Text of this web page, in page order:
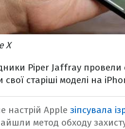
X
Piper Jaffray
свої старіші моделі на
настрій Apple зіпсувала
метод обходу